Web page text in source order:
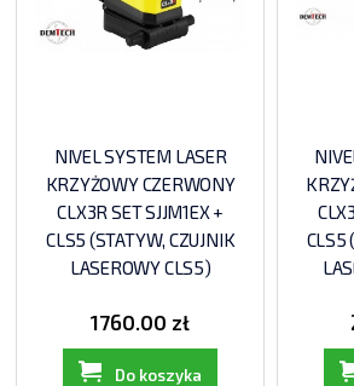
NIVEL SYSTEM LASER
KRZYŻOWY CZERWONY
CLX3R SET SJJM1EX +
CLS5 (STATYW, CZUJNIK
LASEROWY CLS5)
1760.00 zł
Do koszyka
CLS5